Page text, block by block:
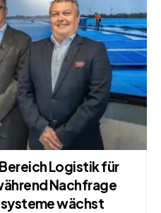
Logistik für
Nachfrage
wächst